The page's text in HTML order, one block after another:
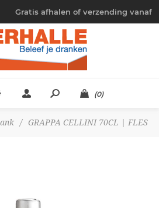
Gratis afhalen of verzending vanaf
€ 4,95
(0)
/ GRAPPA CELLINI 70CL | FLES